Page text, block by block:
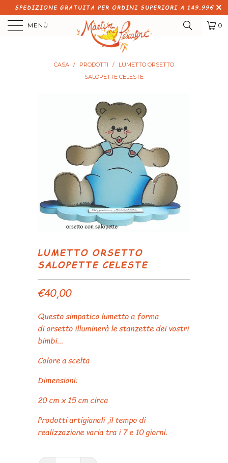
SPEDIZIONE GRATUITA PER ORDINI SUPERIORI A 149,99€
MENÙ 0
CASA / PRODOTTI /
LUMETTO ORSETTO
SALOPETTE CELESTE
LUMETTO ORSETTO
SALOPETTE CELESTE
€40,00
Questo simpatico lumetto a forma
di orsetto illuminerà le stanzette dei vostri
bimbi...
Colore a scelta
Dimensioni:
20 cm x 15 cm circa
Prodotti artigianali ,il tempo di
realizzazione varia tra i 7 e 10 giorni.